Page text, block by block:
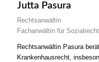
Jutta Pasura
Rechtsanwältin
Fachanwältin für Sozialrecht
Rechtsanwältin Pasura
Krankenhausrecht,